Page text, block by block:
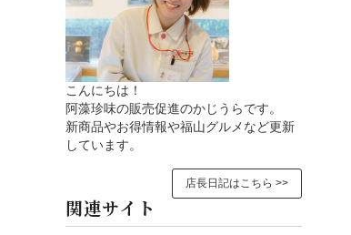
こんにちは！
阿藻珍味の販売促進のかじうらです。
新商品やお得情報や福山グルメなど更新
しています。
店長日記はこちら >>
関連サイト